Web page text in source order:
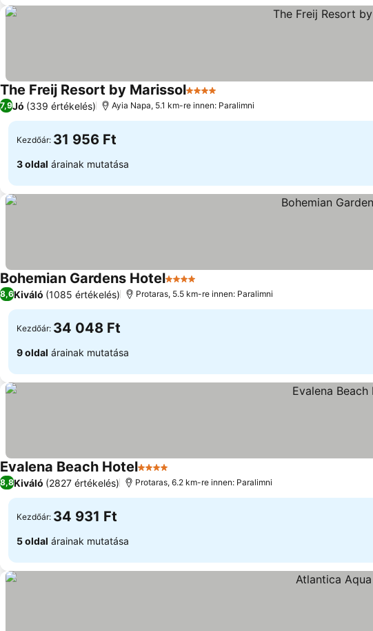
The Freij Resort by Marissol4 Kategória
7,9Jó (339 értékelés) Ayia Napa, 5.1 km-re innen: Paralimni
Kezdőár: 31 956 Ft
3 oldal árainak mutatása
Bohemian Gardens Hotel4 Kategória
8,6Kiváló (1085 értékelés) Protaras, 5.5 km-re innen: Paralimni
Kezdőár: 34 048 Ft
9 oldal árainak mutatása
Evalena Beach Hotel4 Kategória
8,8Kiváló (2827 értékelés) Protaras, 6.2 km-re innen: Paralimni
Kezdőár: 34 931 Ft
5 oldal árainak mutatása